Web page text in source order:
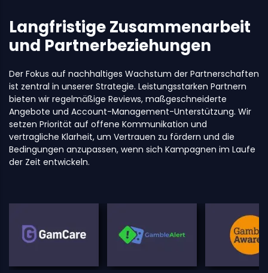
Langfristige Zusammenarbeit
und Partnerbeziehungen
Der Fokus auf nachhaltiges Wachstum der Partnerschaften
ist zentral in unserer Strategie. Leistungsstarken Partnern
bieten wir regelmäßige Reviews, maßgeschneiderte
Angebote und Account-Management-Unterstützung. Wir
setzen Priorität auf offene Kommunikation und
vertragliche Klarheit, um Vertrauen zu fördern und die
Bedingungen anzupassen, wenn sich Kampagnen im Laufe
der Zeit entwickeln.